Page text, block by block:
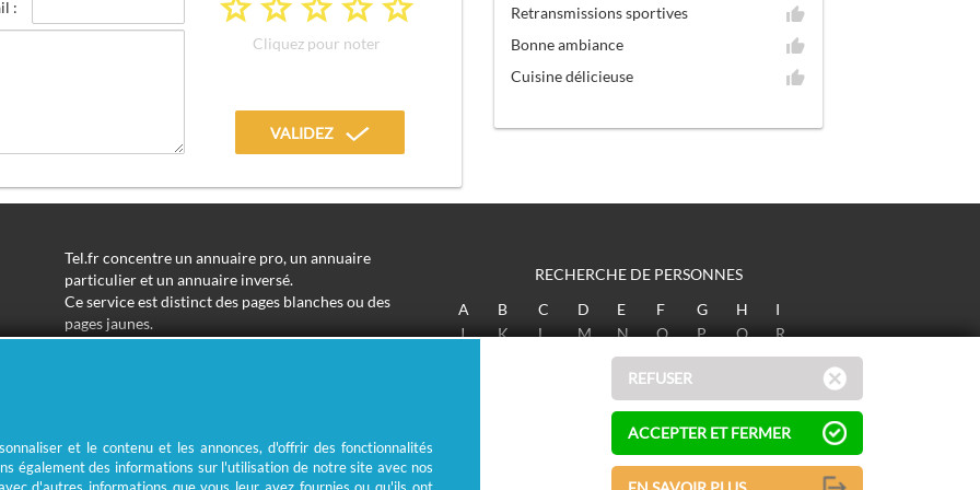
:
Cliquez pour noter
VALIDEZ
Retransmissions sportives
Bonne ambiance
Cuisine délicieuse
Tel.fr concentre un annuaire pro, un annuaire
particulier et un annuaire inversé.
Ce service est distinct des pages blanches ou des
pages jaunes.
Les informations utilisées peuvent donc varier en
nom ou un métier.
Enfin, l'annuaire inversé permet de trouver l'identité
RECHERCHE DE PERSONNES
A
B C D E F G H
I
J
K L M N O P Q
R
W X Y Z
et le contenu et les annonces, d'offrir des fonctionnalités
également des informations sur l'utilisation de notre site avec nos
REFUSER
ACCEPTER ET FERMER